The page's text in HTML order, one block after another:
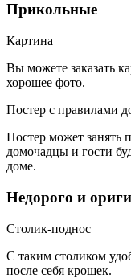
Прикольные
Картина
Вы можете заказать
хорошее фото.
Постер с правилами
Постер может занять
домочадцы и гости
доме.
Недорого и
Столик-поднос
С таким столиком
после себя крошек.